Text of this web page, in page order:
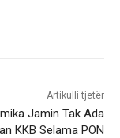
Artikulli tjetër
Jamin Tak Ada
KKB Selama PON